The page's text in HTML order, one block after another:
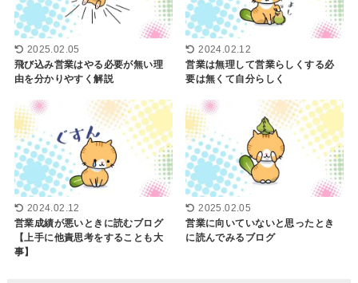
2025.02.05
飛び込み営業はやる必要が無い理
由を分かりやすく解説
2024.02.12
営業は無理して営業らしくする必
要は無くて自分らしく
2024.02.12
営業成績が悪いときに読むブログ
【上手に他責思考をすることも大
事】
2025.02.05
営業に向いていないと思ったとき
に読んでみるブログ